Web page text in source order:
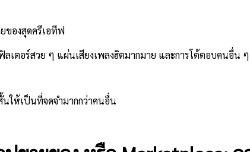
ของสุดครีเอทีฟ
ลเตอร์สวย ๆ แผ่นเสียงเพลงฮิตมากมาย และการโต้ตอบคนอื่น
นให้เป็นที่จดจำมากกว่าคนอื่น